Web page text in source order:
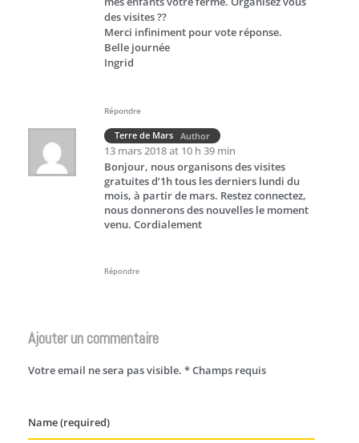
des visites ??
Merci infiniment pour vote réponse.
Belle journée
Ingrid
Répondre
Terre de Mars Author
13 mars 2018 at 10 h 39 min
Bonjour, nous organisons des visites
gratuites d’1h tous les derniers lundi du
mois, à partir de mars. Restez connectez,
nous donnerons des nouvelles le moment
venu. Cordialement
Répondre
Ajouter un commentaire
Votre email ne sera pas visible. * Champs requis
Name (required)